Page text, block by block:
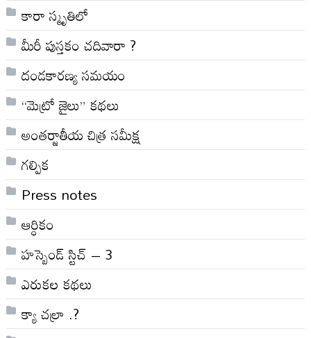
కారా స్మృతిలో
మీరీ పుస్తకం చదివారా ?
దండకారణ్య సమయం
“మెట్రో జైలు” కథలు
అంతర్జాతీయ చిత్ర సమీక్ష
గల్పిక
Press notes
ఆర్ధికం
హస్బెండ్ స్టిచ్ – 3
ఎరుకల కథలు
క్యా చల్రా .?